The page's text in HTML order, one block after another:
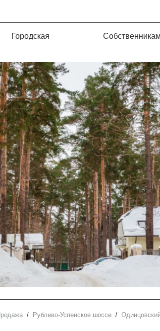
Городская Собственникам
Продажа Рублево-Успенское шоссе